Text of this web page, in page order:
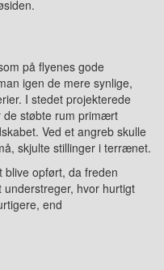
på flyenes gode
igen de mere synlige,
I stedet projekterede
de støbte rum primært
Ved et angreb skulle
skjulte stillinger i terrænet.
blive opført, da freden
hvor hurtigt
end